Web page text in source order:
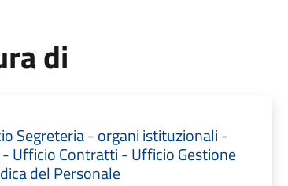
di
Segreteria - organi istituzionali -
- Ufficio Contratti - Ufficio Gestione
del Personale